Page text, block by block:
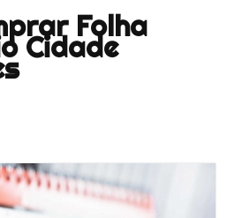
Folha
Cidade